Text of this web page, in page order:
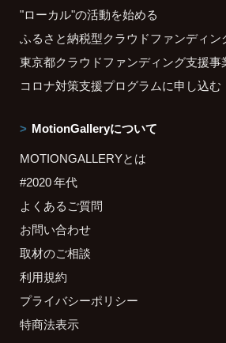
"ローカル"の活動を始める
ふるさと納税型クラウドファンディン
東京都クラウドファンディング支援事
コロナ対策支援プログラムに申し込む
MotionGalleryについて
MOTIONGALLERYとは
#2020 年代
よくあるご質問
お問い合わせ
取材のご相談
利用規約
プライバシーポリシー
特商法表示